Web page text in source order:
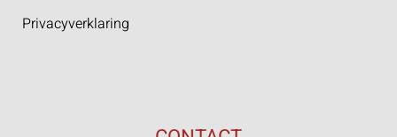
Privacyverklaring